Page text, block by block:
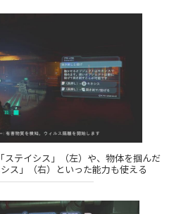
テイシス」（左）や、物体を掴んだ
ス」（右）といった能力も使える